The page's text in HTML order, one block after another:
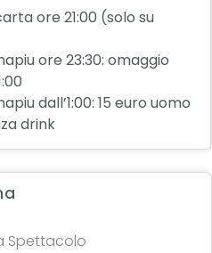
ore 21:00 (solo su
ore 23:30: omaggio
dall’1:00: 15 euro uomo
drink
Spettacolo